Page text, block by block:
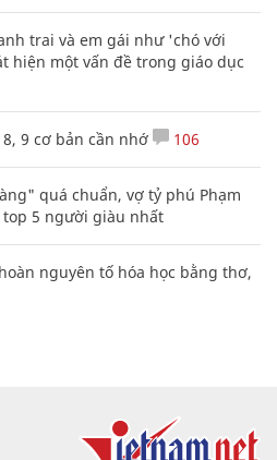
trai và em gái như 'chó với
hiện một vấn đề trong giáo dục
9 cơ bản cần nhớ 106
quá chuẩn, vợ tỷ phú Phạm
5 người giàu nhất
nguyên tố hóa học bằng thơ,